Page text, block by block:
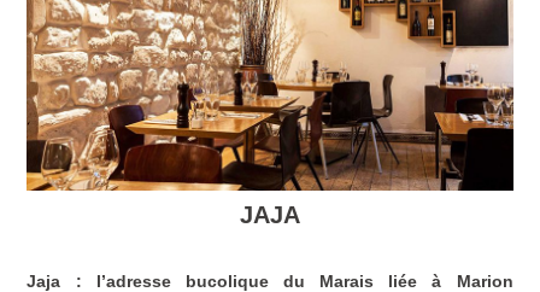
JAJA
Jaja : l’adresse bucolique du Marais liée à Marion